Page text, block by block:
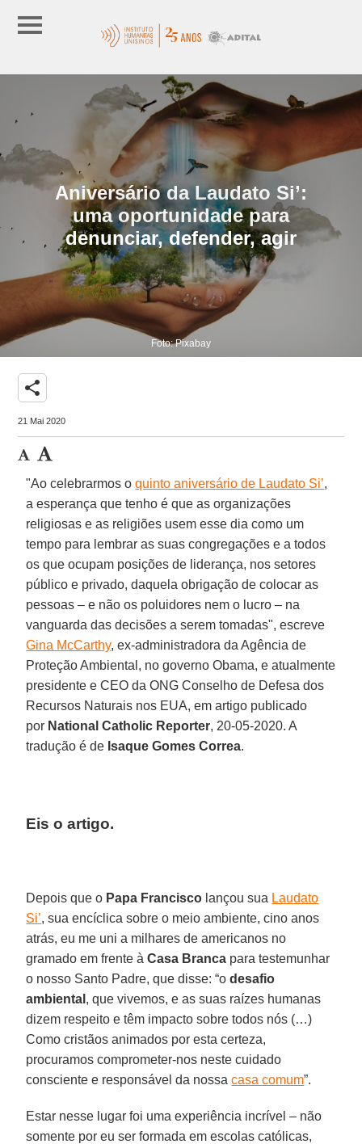
Aniversário da Laudato Si’:
uma oportunidade para
denunciar, defender, agir
Foto: Pixabay
share
21 Mai 2020
"Ao celebrarmos oquinto aniversário de Laudato Si’,
a esperança que tenho é que as organizações
religiosas e as religiões usem esse dia como um
tempo para lembrar as suas congregações e a todos
os que ocupam posições de liderança, nos setores
público e privado, daquela obrigação de colocar as
pessoas – e não os poluidores nem o lucro – na
vanguarda das decisões a serem tomadas", escreve
Gina McCarthy, ex-administradora da Agência de
Proteção Ambiental, no governo Obama, e atualmente
presidente e CEO da ONG Conselho de Defesa dos
Recursos Naturais nos EUA, em artigo publicado
por National Catholic Reporter, 20-05-2020. A
tradução é de Isaque Gomes Correa.
Eis o artigo.
Depois que o Papa Francisco lançou sua Laudato
Si’, sua encíclica sobre o meio ambiente, cino anos
atrás, eu me uni a milhares de americanos no
gramado em frente àCasa Branca para testemunhar
o nosso Santo Padre, que disse: “odesafio
ambiental , que vivemos, e as suas raízes humanas
dizem respeito e têm impacto sobre todos nós (…)
Como cristãos animados por esta certeza,
procuramos comprometer-nos neste cuidado
consciente e responsável da nossacasa comum”.
Estar nesse lugar foi uma experiência incrível – não
somente por eu ser formada em escolas católicas,